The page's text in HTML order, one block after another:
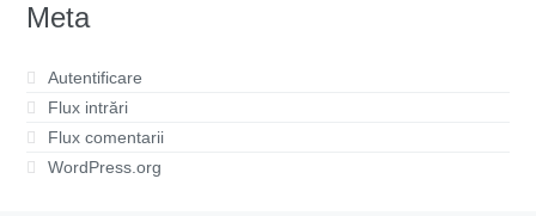
Meta
Autentificare
Flux intrări
Flux comentarii
WordPress.org